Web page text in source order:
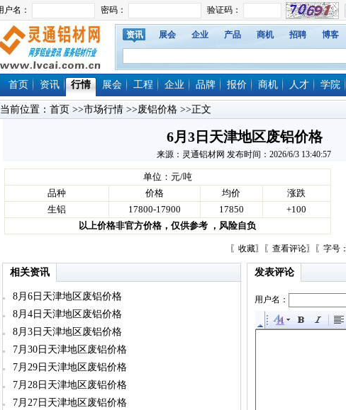
资讯 展会 企业 产品 商机 招聘 博客
首页 资讯 行情 展会 工程 企业 品牌 报价 商机 人才 学院
当前位置： 首页 >>市场行情 >>废铝价格 >>正文
6月3日天津地区废铝价格
来源：灵通铝材网 发布时间：2026/6/3 13:40:57
单位：元/吨
品种
价格 均价
涨跌
生铝
17800-17900 17850
+100
以上价格非官方价格，仅供参考 ，风险自负
〖 收藏〗〖 查看评论〗〖字号：
相关资讯
8月6日天津地区废铝价格
8月4日天津地区废铝价格
8月3日天津地区废铝价格
7月30日天津地区废铝价格
7月29日天津地区废铝价格
7月28日天津地区废铝价格
7月27日天津地区废铝价格
发表评论
用户名：